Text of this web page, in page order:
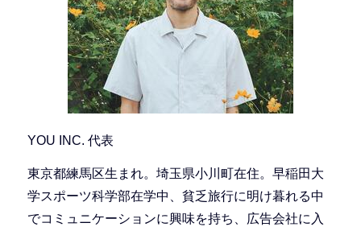
YOU INC. 代表
東京都練馬区生まれ。埼玉県小川町在住。早稲田大
学スポーツ科学部在学中、貧乏旅行に明け暮れる中
でコミュニケーションに興味を持ち、広告会社に入